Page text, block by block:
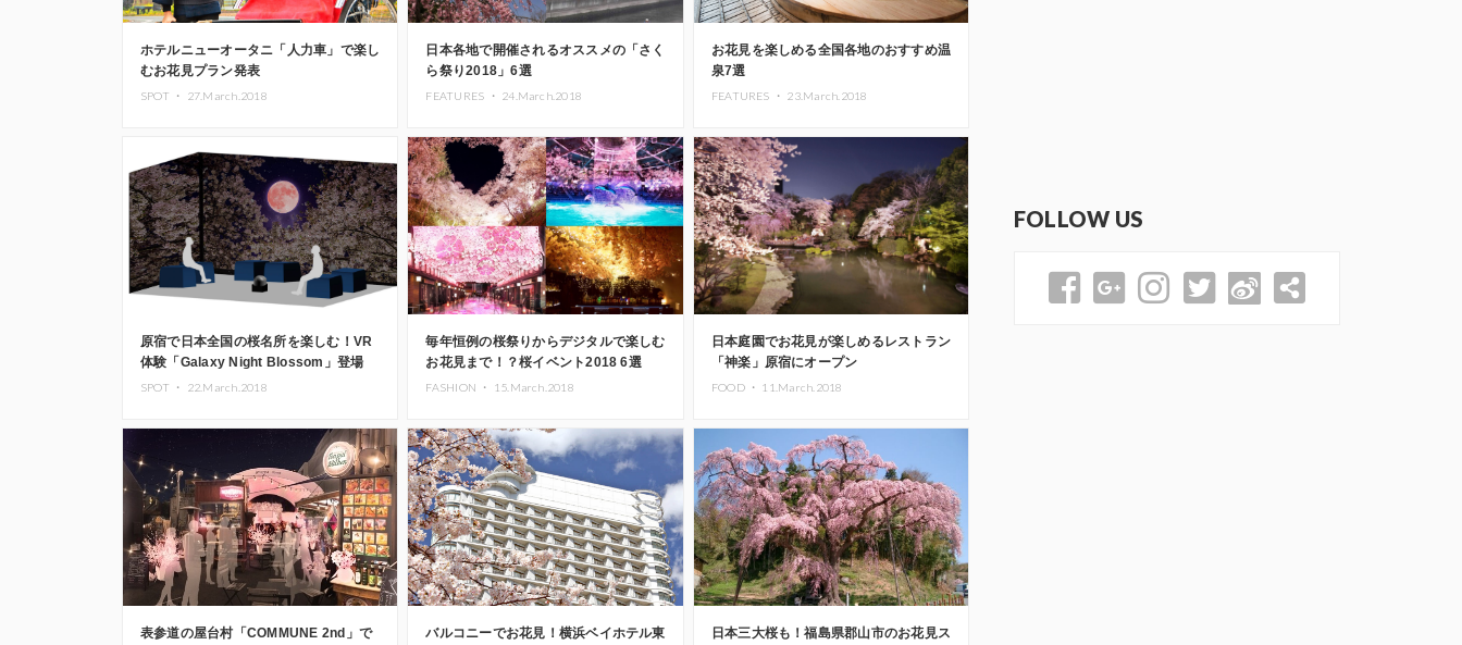
ホテルニューオータニ「人力車」で楽し
むお花見プラン発表
SPOT ・ 27.March.2018
日本各地で開催されるオススメの「さく
ら祭り2018」6選
FEATURES ・ 24.March.2018
お花見を楽しめる全国各地のおすすめ温
泉7選
FEATURES ・ 23.March.2018
原宿で日本全国の桜名所を楽しむ！VR
体験「Galaxy Night Blossom」登場
SPOT ・ 22.March.2018
毎年恒例の桜祭りからデジタルで楽しむ
お花見まで！？桜イベント2018 6選
FASHION ・ 15.March.2018
日本庭園でお花見が楽しめるレストラン
「神楽」原宿にオープン
FOOD ・ 11.March.2018
表参道の屋台村「COMMUNE 2nd」で
バルコニーでお花見！横浜ベイホテル東
日本三大桜も！福島県郡山市のお花見ス
FOLLOW US